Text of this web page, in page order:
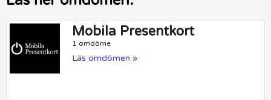
Mobila Presentkort
1 omdöme
Läs omdömen »